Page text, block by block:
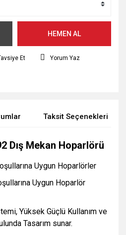
HEMEN AL
Et Yorum Yaz
Taksit Seçenekleri
Dış Mekan Hoparlörü
Uygun Hoparlörler
Uygun Hoparlör
Yüksek Güçlü Kullanım ve
Tasarım sunar.